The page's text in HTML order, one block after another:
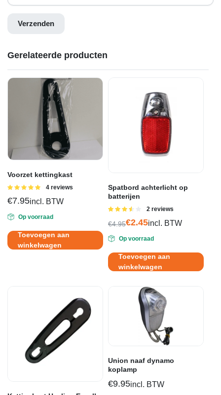
Gerelateerde producten
Voorzet kettingkast
Gewaardeerd
4 reviews
€7.95incl. BTW
Op voorraad
Toevoegen aan
winkelwagen
Spatbord achterlicht op
batterijen
Gewaardeerd
5
2 reviews
€4.95
prijs
was:
€4.95.
€2.45
prijs
is:
€2.45.
incl. BTW
Op voorraad
Toevoegen aan
winkelwagen
Union naaf dynamo
koplamp
€9.95incl. BTW